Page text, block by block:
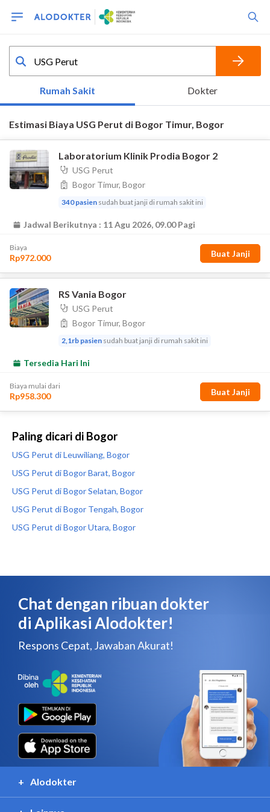
Paling dicari di Bogor
USG Perut di Leuwiliang, Bogor
USG Perut di Bogor Barat, Bogor
USG Perut di Bogor Selatan, Bogor
USG Perut di Bogor Tengah, Bogor
USG Perut di Bogor Utara, Bogor